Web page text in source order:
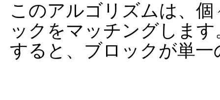
このアルゴリズムは、
ックをマッチングします
すると、ブロックが単